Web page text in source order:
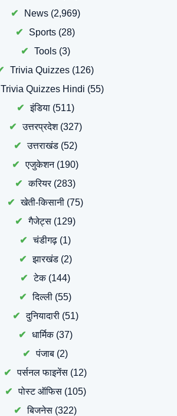
News(2,969)
Sports (28)
Tools(3)
Trivia Quizzes (126)
Trivia Quizzes Hindi (55)
इंडिया(511)
उत्तरप्रदेश(327)
उत्तराखंड(52)
एजुकेशन(190)
करियर(283)
खेती-किसानी (75)
गैजेट्स (129)
चंडीगढ़ (1)
झारखंड(2)
टेक(144)
दिल्ली (55)
दुनियादारी(51)
धार्मिक(37)
पंजाब (2)
पर्सनल फाइनेंस (12)
पोस्ट ऑफिस(105)
बिजनेस (322)